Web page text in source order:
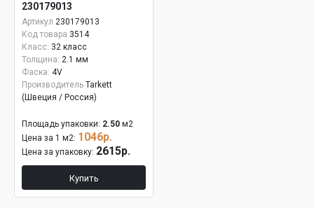
230179013
Артикул 230179013
Код товара 3514
Класс: 32 класс
Толщина: 2.1 мм
Фаска: 4V
Производитель Tarkett
(Швеция / Россия)
Площадь упаковки: 2.50 м2
Цена за 1 м2: 1046р.
Цена за упаковку: 2615р.
Купить